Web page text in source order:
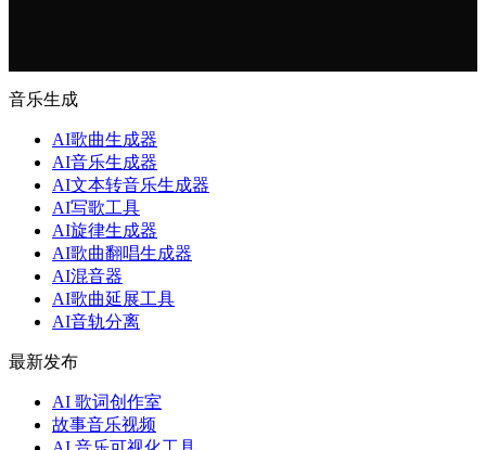
音乐生成
AI歌曲生成器
AI音乐生成器
AI文本转音乐生成器
AI写歌工具
AI旋律生成器
AI歌曲翻唱生成器
AI混音器
AI歌曲延展工具
AI音轨分离
最新发布
AI 歌词创作室
故事音乐视频